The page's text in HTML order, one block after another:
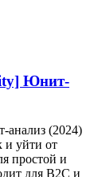
Юнит-
анализ (2024)
и уйти от
простой и
для B2C и